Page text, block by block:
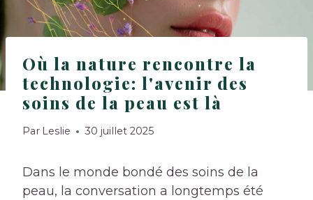
Où la nature rencontre la
technologie: l'avenir des
soins de la peau est là
Par Leslie 30 juillet 2025
Dans le monde bondé des soins de la
peau, la conversation a longtemps été